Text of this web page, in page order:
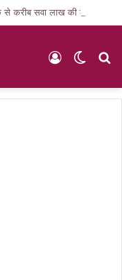
Switch
Log